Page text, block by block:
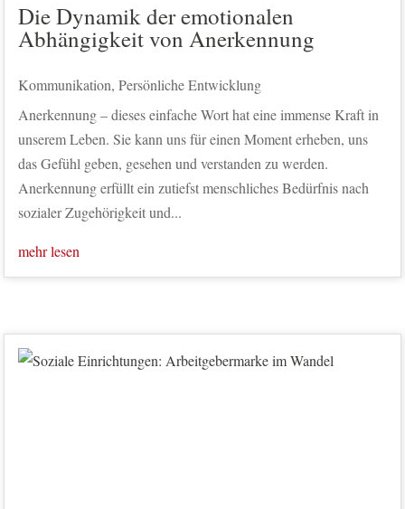
Die Dynamik der emotionalen
Abhängigkeit von Anerkennung
Kommunikation,Persönliche Entwicklung
Anerkennung – dieses einfache Wort hat eine immense Kraft in
unserem Leben. Sie kann uns für einen Moment erheben, uns
das Gefühl geben, gesehen und verstanden zu werden.
Anerkennung erfüllt ein zutiefst menschliches Bedürfnis nach
sozialer Zugehörigkeit und...
mehr lesen